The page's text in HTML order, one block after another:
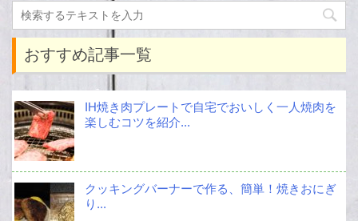
おすすめ記事一覧
IH焼き肉プレートで自宅でおいしく一人焼肉を
楽しむコツを紹介...
クッキングバーナーで作る、簡単！焼きおにぎ
り...